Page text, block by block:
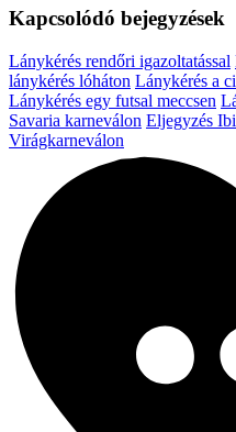
Kapcsolódó bejegyzések
Lánykérés rendőri igazoltatással
lánykérés lóháton Lánykérés a
Lánykérés egy futsal meccsen
Savaria karneválon Eljegyzés
Virágkarneválon